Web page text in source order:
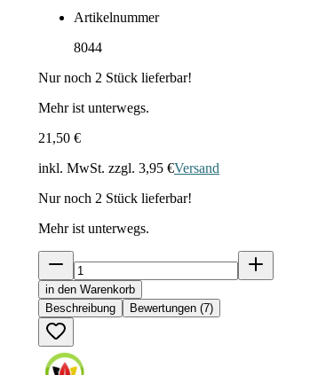
Artikelnummer
8044
Nur noch 2 Stück lieferbar!
Mehr ist unterwegs.
21,50 €
inkl. MwSt. zzgl. 3,95 €Versand
Nur noch 2 Stück lieferbar!
Mehr ist unterwegs.
in den Warenkorb
Beschreibung
Bewertungen (7)